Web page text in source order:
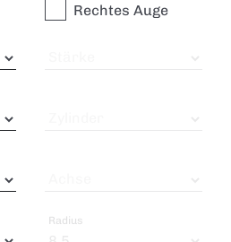
Rechtes Auge
Radius